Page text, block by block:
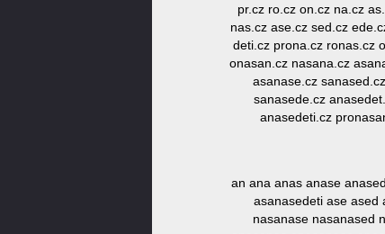
pr.cz ro.cz on.cz na.cz
nas.cz ase.cz sed.cz
deti.cz prona.cz ronas.cz
onasan.cz nasana.cz
asanase.cz
sanasede.cz
anasedeti.cz
an ana anas anase
asanasedeti ase ased
nasanase nasanased